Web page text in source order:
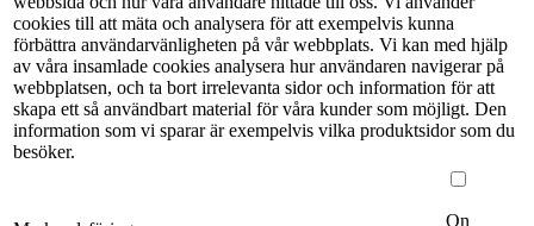
cookies till att mäta och analysera för att exempelvis kunna
förbättra användarvänligheten på vår webbplats. Vi kan med hjälp
av våra insamlade cookies analysera hur användaren navigerar på
webbplatsen, och ta bort irrelevanta sidor och information för att
skapa ett så användbart material för våra kunder som möjligt. Den
information som vi sparar är exempelvis vilka produktsidor som du
besöker.
On